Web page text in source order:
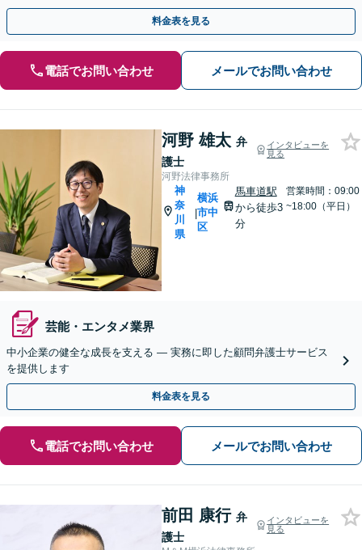
ほか幅広く【横浜駅3分】
料金表を見る
電話でお問い合わせ メールでお問い合わせ
河野 雄太 弁
護士
インタビューを
見る
河野法律事務所
神
奈
川
県
|
横浜
市中
区
馬車道駅
から徒歩3
分
営業時間：09:00
~18:00（平日）
芸能・エンタメ業界
中小企業の健全な成長を支える ― 実務に即した顧問弁護士サービス
を提供します
料金表を見る
電話でお問い合わせ メールでお問い合わせ
前田 康行 弁
護士
インタビューを
見る